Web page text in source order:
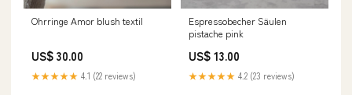
Ohrringe Amor blush textil
US$ 30.00
★★★★★ 4.1 (22 reviews)
Espressobecher Säulen
pistache pink
US$ 13.00
★★★★★ 4.2 (23 reviews)